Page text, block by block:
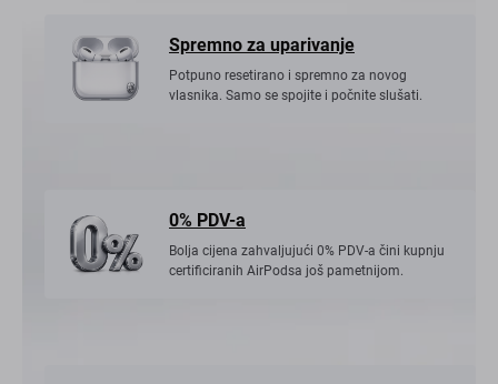
Spremno za uparivanje
Potpuno resetirano i spremno za novog
vlasnika. Samo se spojite i počnite slušati.
0% PDV-a
Bolja cijena zahvaljujući 0% PDV-a čini kupnju
certificiranih AirPodsa još pametnijom.